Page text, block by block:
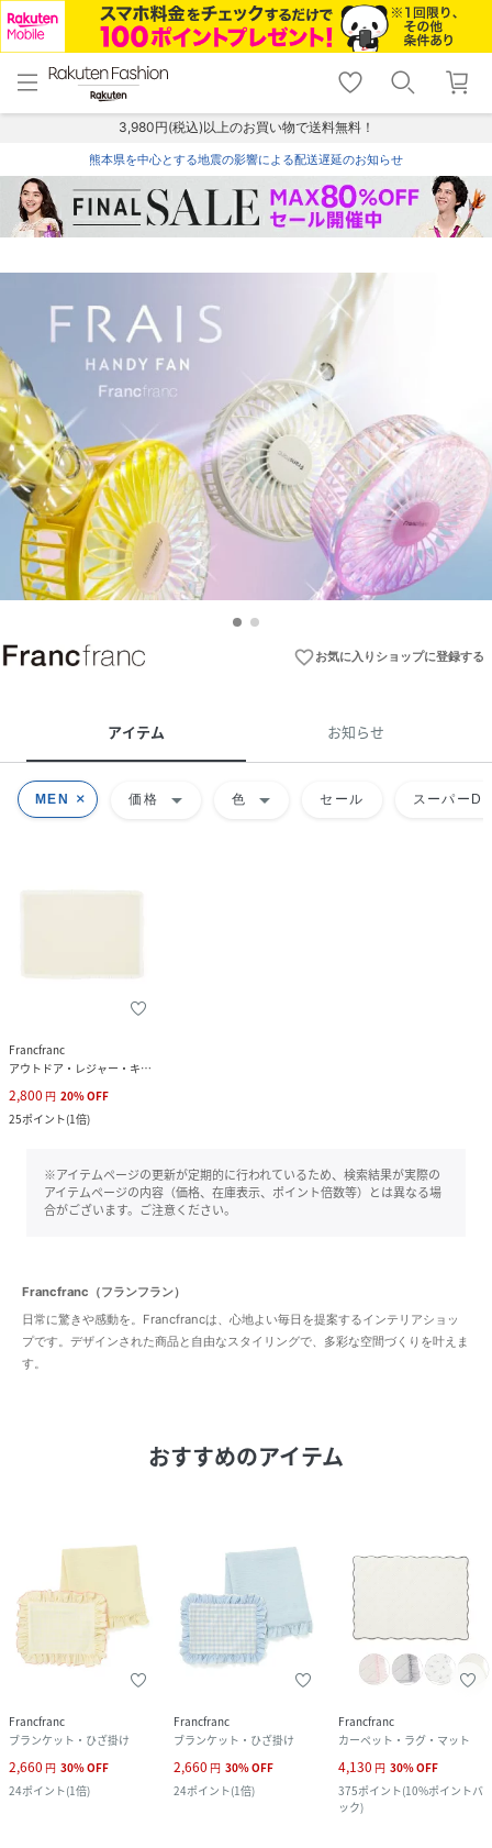
menu home
トップ
shopping_cart lock_outline
ログイン
3,980円(税込)以上のお買い物で送料無料！
熊本県を中心とする地震の影響による配送遅延のお知らせ
favorite_borderお気に入りショップに登録する
アイテム お知らせ
MEN 価格 arrow_drop_down 色 arrow_drop_down セール スーパー
Francfranc
アウトドア・レジャー・キャンプ用品
2,800 円 20%OFF
25ポイント(1倍)
※アイテムページの更新が定期的に行われているため、検索結果が実際の
アイテムページの内容（価格、在庫表示、ポイント倍数等）とは異なる場
合がございます。ご注意ください。
Francfranc（フランフラン）
日常に驚きや感動を。Francfrancは、心地よい毎日を提案するインテリアショッ
プです。デザインされた商品と自由なスタイリングで、多彩な空間づくりを叶えま
す。
おすすめのアイテム
Francfranc
ブランケット・ひざ掛け
2,660 円 30%OFF
24ポイント(1倍)
Francfranc
ブランケット・ひざ掛け
2,660 円 30%OFF
24ポイント(1倍)
Francfranc
カーペット・ラグ・マット
4,130 円 30%OFF
375ポイント(10%ポイントバ
ック)